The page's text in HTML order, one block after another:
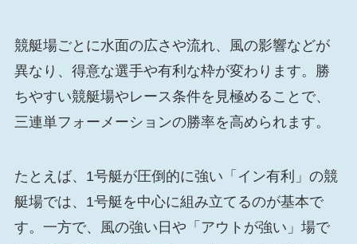
競艇場ごとに水面の広さや流れ、風の影響などが
異なり、得意な選手や有利な枠が変わります。勝
ちやすい競艇場やレース条件を見極めることで、
三連単フォーメーションの勝率を高められます。
たとえば、1号艇が圧倒的に強い「イン有利」の競
艇場では、1号艇を中心に組み立てるのが基本で
す。一方で、風の強い日や「アウトが強い」場で